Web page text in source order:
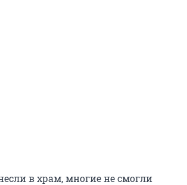
в храм, многие не смогли